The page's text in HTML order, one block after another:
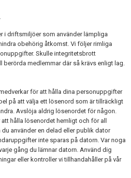
i driftsmiljöer som använder lämpliga
obehörig åtkomst. Vi följer rimliga
Skulle integritetsbrott
medlemmar där så krävs enligt lag.
för att hålla dina personuppgifter
på att välja ett lösenord som är tillräckligt
Avslöja aldrig lösenordet för någon.
hålla lösenordet hemligt och för all
använder en delad eller publik dator
inte sparas på datorn. Var noga
gång du lämnar datorn. Använd dig
eller kontroller vi tillhandahåller på vår